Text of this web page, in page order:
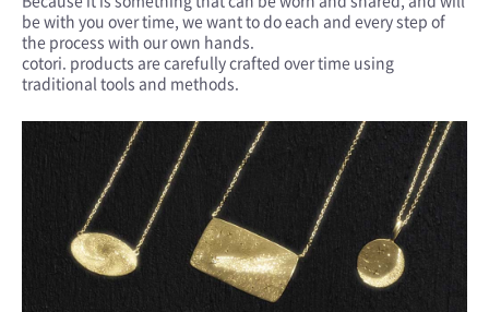
be with you over time, we want to do each and every step of
the process with our own hands.
cotori. products are carefully crafted over time using
traditional tools and methods.